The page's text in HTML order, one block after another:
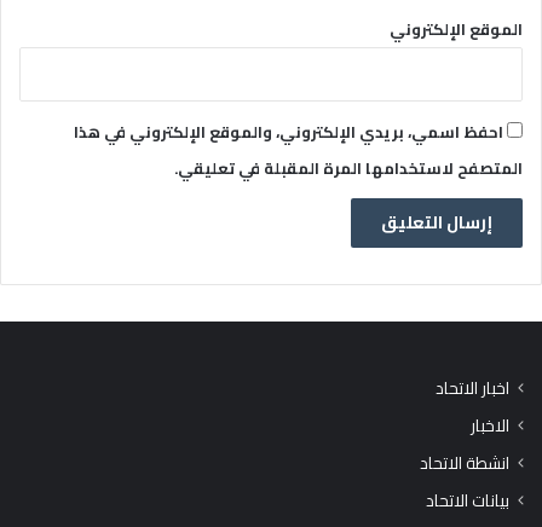
الموقع الإلكتروني
احفظ اسمي، بريدي الإلكتروني، والموقع الإلكتروني في هذا
المتصفح لاستخدامها المرة المقبلة في تعليقي.
اخبار الاتحاد
الاخبار
انشطة الاتحاد
بيانات الاتحاد